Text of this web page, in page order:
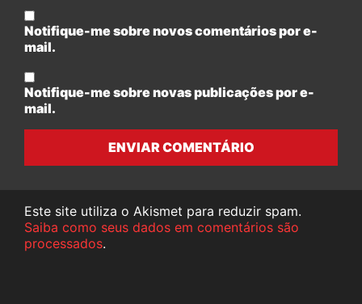
Notifique-me sobre novos comentários por e-
mail.
Notifique-me sobre novas publicações por e-
mail.
ENVIAR COMENTÁRIO
Este site utiliza o Akismet para reduzir spam.
Saiba como seus dados em comentários são
processados.